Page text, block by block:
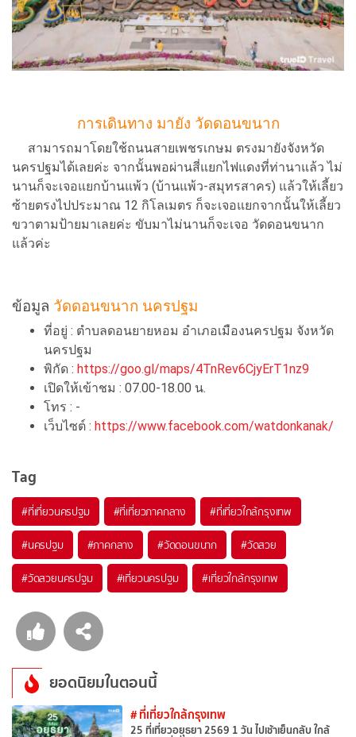
การเดินทาง มายัง วัดดอนขนาก
สามารถมาโดยใช้ถนนสายเพชรเกษม ตรงมายังจังหวัด
นครปฐมได้เลยค่ะ จากนั้นพอผ่านสี่แยกไฟแดงที่ท่านาแล้ว ไม่
นานก็จะเจอแยกบ้านแพ้ว (บ้านแพ้ว-สมุทรสาคร) แล้วให้เลี้ยว
ซ้ายตรงไปประมาณ 12 กิโลเมตร ก็จะเจอแยกจากนั้นให้เลี้ยว
ขวาตามป้ายมาเลยค่ะ ขับมาไม่นานก็จะเจอ วัดดอนขนาก
แล้วค่ะ
ข้อมูล วัดดอนขนาก นครปฐม
ที่อยู่ : ตำบลดอนยายหอม อำเภอเมืองนครปฐม จังหวัด
นครปฐม
พิกัด : https://goo.gl/maps/4TnRev6CjyErT1nz9
เปิดให้เข้าชม : 07.00-18.00 น.
โทร : -
เว็บไซต์ : https://www.facebook.com/watdonkanak/
Tag
#ที่เที่ยวนครปฐม #ที่เที่ยวภาคกลาง #ที่เที่ยวใกล้กรุงเทพ
#นครปฐม #ภาคกลาง #วัดดอนขนาก #วัดสวย
#วัดสวยนครปฐม #เที่ยวนครปฐม #เที่ยวใกล้กรุงเทพ
ยอดนิยมในตอนนี้
# ที่เที่ยวใกล้กรุงเทพ
25 ที่เที่ยวอยุธยา 2569 1 วัน ไปเช้าเย็นกลับ ใกล้